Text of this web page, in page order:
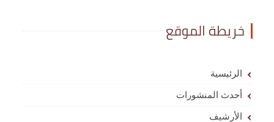
خريطة الموقع
الرئيسية
أحدث المنشورات
الأرشيف